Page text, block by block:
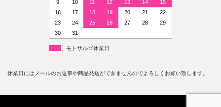
9
10 11 12 13 14
15
16
17 18 19 20 21
22
23
24 25 26 27 28
29
30
31
モトサルゴ休業日
休業日にはメールのお返事や商品発送ができませんのでよろしくお願い致します。